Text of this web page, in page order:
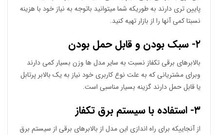
پایین تری دارند به طوریکه شما میتوانید باتوجه به نیاز خود با هزینه
نسبتا کمی آنها را از بازار تهیه کنید.
۲- سبک بودن و قابل حمل بودن
بالابرهای برقی تکفاز نسبت به سایر مدل ها وزن بسیار کمی دارند
وبرای مشتریانی که به علت نوع کاربری خود نیاز به یک بالابر پرتابل
یا قابل حمل دارند گزینه بسیار مناسبی است.
۳- استفاده با سیستم برق تکفاز
از آنجاییکه برای راه اندازی این مدل از بالابرهای برقی از سیستم برق